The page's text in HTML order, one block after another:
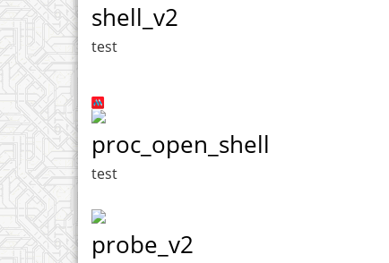
shell_v2
test
proc_open_shell
test
probe_v2